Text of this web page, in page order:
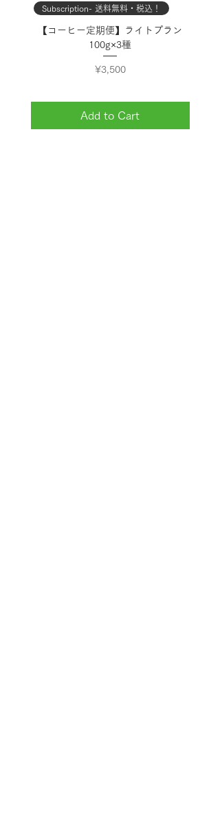
Subscription- 送料無料・税込！
【コーヒー定期便】ライトプラン
100g×3種
Price
¥3,500
Add to Cart